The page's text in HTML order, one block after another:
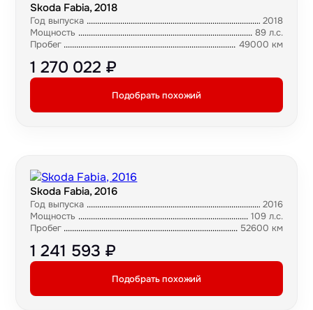
Skoda Fabia, 2018
Год выпуска
2018
Мощность
89 л.с.
Пробег
49000 км
1 270 022 ₽
Подобрать похожий
Skoda Fabia, 2016
Год выпуска
2016
Мощность
109 л.с.
Пробег
52600 км
1 241 593 ₽
Подобрать похожий